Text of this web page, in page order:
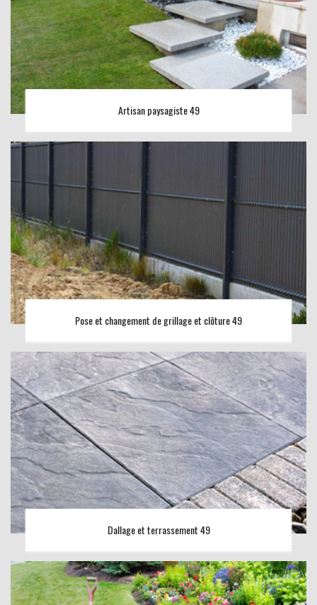
Artisan paysagiste 49
Pose et changement de grillage et clôture 49
Dallage et terrassement 49